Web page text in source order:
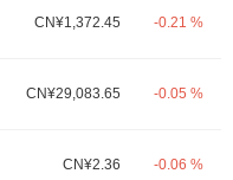
CN¥1,372.45 -0.21 %
CN¥29,083.65 -0.05 %
CN¥2.36 -0.06 %